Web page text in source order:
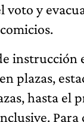
y
instrucción
plazas,
hasta el
Para